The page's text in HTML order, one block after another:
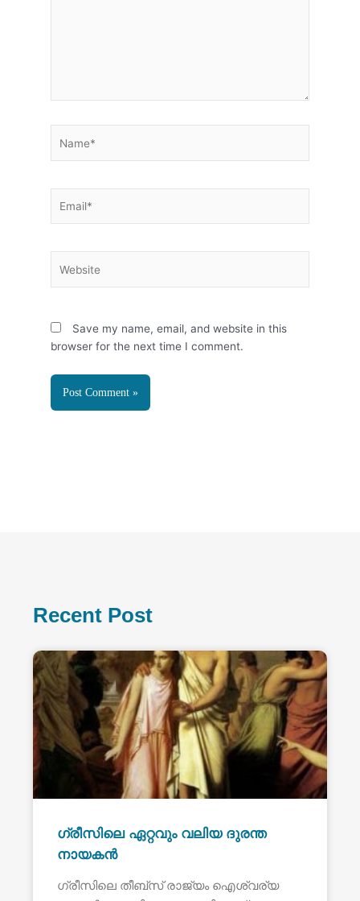
Save my name, email, and website in this
browser for the next time I comment.
Recent Post
ഗ്രീസിലെ ഏറ്റവും വലിയ ദുരന്ത
നായകൻ
ഗ്രീസിലെ തീബ്സ് രാജ്യം ഐശ്വര്യ